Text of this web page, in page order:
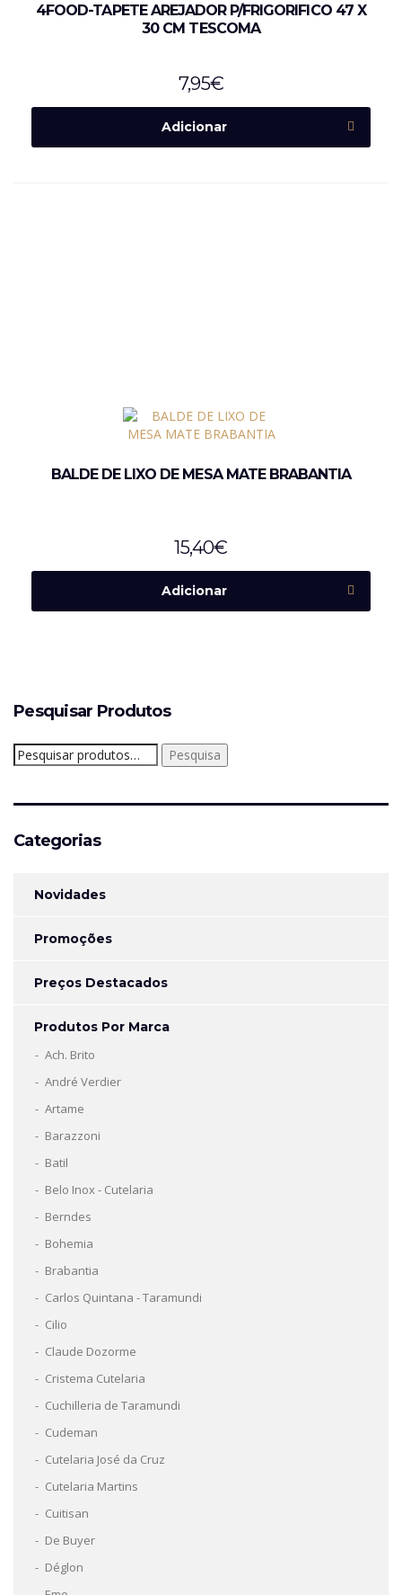
4FOOD-TAPETE AREJADOR P/FRIGORIFICO 47 X
30 CM TESCOMA
7,95€
Adicionar
BALDE DE LIXO DE MESA MATE BRABANTIA
15,40€
Adicionar
Pesquisar Produtos
Pesquisar
por:
Pesquisa
Categorias
Novidades
Promoções
Preços Destacados
Produtos Por Marca
Ach. Brito
André Verdier
Artame
Barazzoni
Batil
Belo Inox - Cutelaria
Berndes
Bohemia
Brabantia
Carlos Quintana - Taramundi
Cilio
Claude Dozorme
Cristema Cutelaria
Cuchilleria de Taramundi
Cudeman
Cutelaria José da Cruz
Cutelaria Martins
Cuitisan
De Buyer
Déglon